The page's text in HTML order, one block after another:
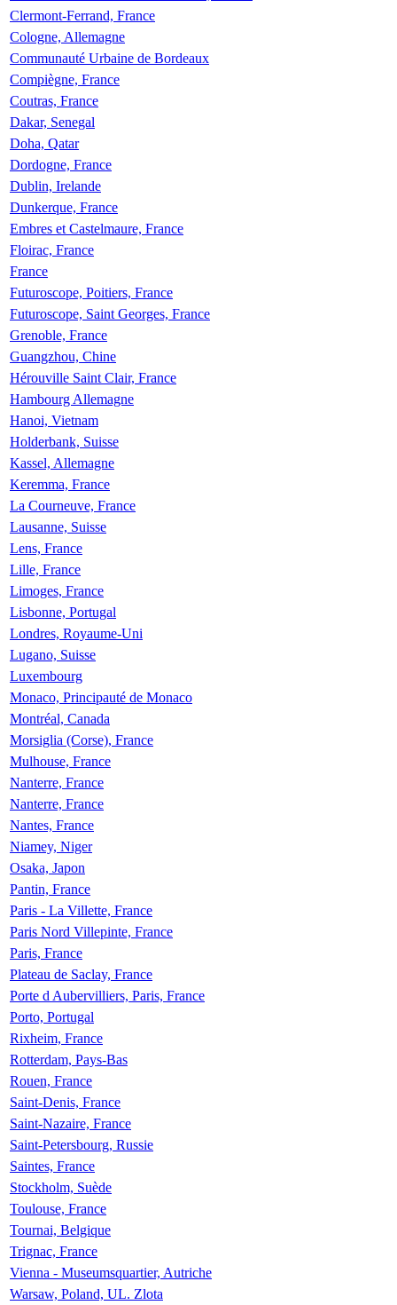
Clermont-Ferrand, France
Cologne, Allemagne
Communauté Urbaine de Bordeaux
Compiègne, France
Coutras, France
Dakar, Senegal
Doha, Qatar
Dordogne, France
Dublin, Irelande
Dunkerque, France
Embres et Castelmaure, France
Floirac, France
France
Futuroscope, Poitiers, France
Futuroscope, Saint Georges, France
Grenoble, France
Guangzhou, Chine
Hérouville Saint Clair, France
Hambourg Allemagne
Hanoi, Vietnam
Holderbank, Suisse
Kassel, Allemagne
Keremma, France
La Courneuve, France
Lausanne, Suisse
Lens, France
Lille, France
Limoges, France
Lisbonne, Portugal
Londres, Royaume-Uni
Lugano, Suisse
Luxembourg
Monaco, Principauté de Monaco
Montréal, Canada
Morsiglia (Corse), France
Mulhouse, France
Nanterre, France
Nanterre, France
Nantes, France
Niamey, Niger
Osaka, Japon
Pantin, France
Paris - La Villette, France
Paris Nord Villepinte, France
Paris, France
Plateau de Saclay, France
Porte d Aubervilliers, Paris, France
Porto, Portugal
Rixheim, France
Rotterdam, Pays-Bas
Rouen, France
Saint-Denis, France
Saint-Nazaire, France
Saint-Petersbourg, Russie
Saintes, France
Stockholm, Suède
Toulouse, France
Tournai, Belgique
Trignac, France
Vienna - Museumsquartier, Autriche
Warsaw, Poland, UL. Zlota